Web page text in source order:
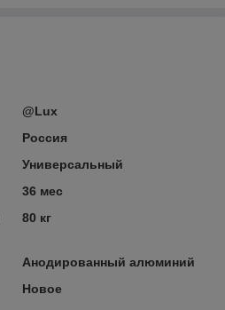
@Lux
Россия
Универсальный
36 мес
80 кг
Анодированный алюминий
Новое